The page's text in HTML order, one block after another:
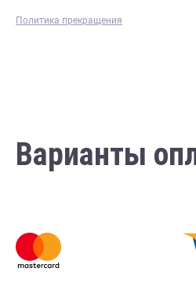
Политика прекращения
Варианты